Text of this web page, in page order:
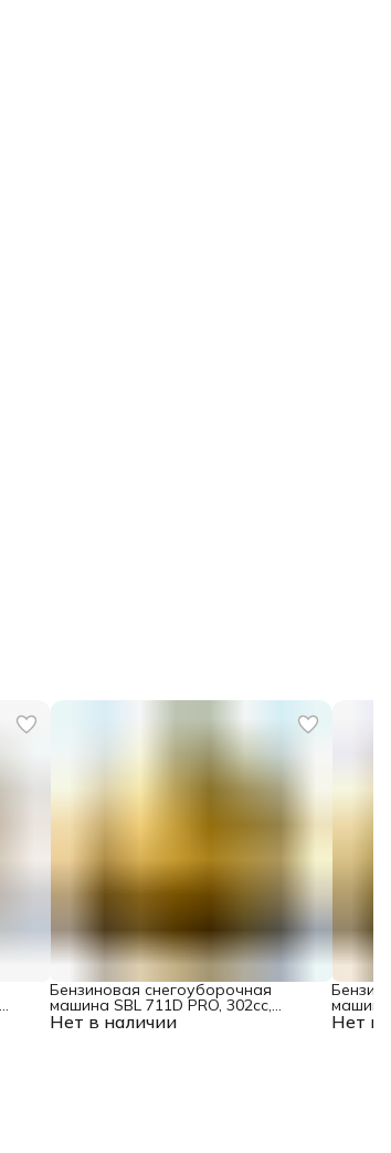
Нет в наличии
Бензиновая снегоуборочная
машина SBL 711D PRO, 302cc,
эл.старт, фара, обогрев, блок. Нет в
машина